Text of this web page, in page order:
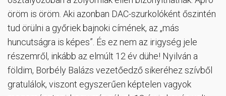
öröm is öröm. Aki azonban DAC-szurkolóként őszintén
tud örülni a győriek bajnoki címének, az „más
huncutságra is képes”. És ez nem az irigység jele
részemről, inkább az elmúlt 12 év dühe! Nyilván a
földim, Borbély Balázs vezetőedző sikeréhez szívből
gratulálok, viszont egyszerűen képtelen vagyok